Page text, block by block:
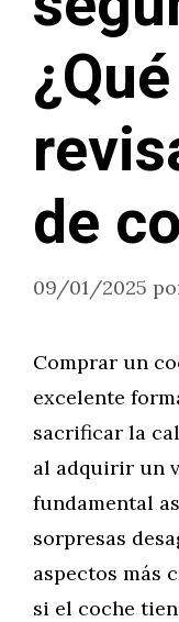
de
09/01/2025
Comprar un
excelente
sacrificar la
al adquirir un
fundamental
sorpresas
aspectos más
si el coche